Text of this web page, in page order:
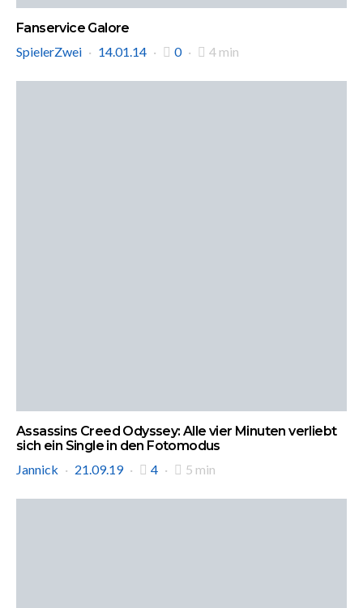
Fanservice Galore
SpielerZwei
14.01.14 0 4 min
Assassins Creed Odyssey: Alle vier Minuten verliebt
sich ein Single in den Fotomodus
Jannick
21.09.19 4 5 min